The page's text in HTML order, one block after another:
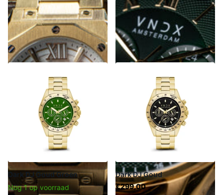
Wise Man Steel Goud Wit
€369,00
The Chief Goud Leder Groen
€299,00
Dark DJ Goud Groen
Nog 1 op voorraad
Dark DJ Goud
€299,00